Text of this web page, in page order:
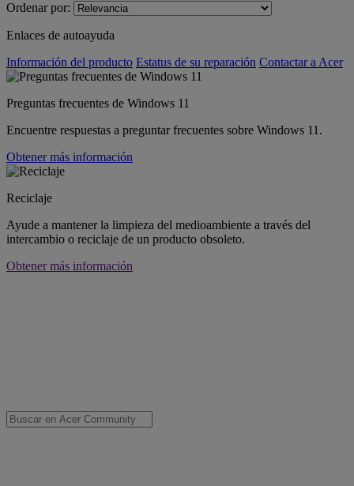
Ordenar por:
Enlaces de autoayuda
Información del producto Estatus de su reparación Contactar a Acer
Preguntas frecuentes de Windows 11
Encuentre respuestas a preguntar frecuentes sobre Windows 11.
Obtener más información
Reciclaje
Ayude a mantener la limpieza del medioambiente a través del
intercambio o reciclaje de un producto obsoleto.
Obtener más información